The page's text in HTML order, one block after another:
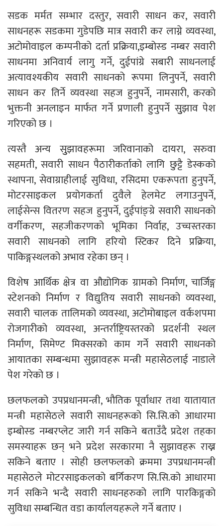
सडक मर्मत सम्भार दस्तुर, सवारी साधन कर, सवारी
साधनहरू सडकमा गुडेपछि मात्र सवारी कर लाग्ने व्यवस्था,
अटोमोवाइल कम्पनीको दर्ता प्रक्रिया,इम्बोस्ड नम्बर सवारी
साधनमा अनिवार्य लागु गर्ने, दुईपांग्रे सबारी साधनलाई
अत्यावश्यकीय सवारी साधनको रूपमा लिनुपर्ने, सवारी
साधन कर तिर्ने व्यवस्था सहज हुनुपर्ने, नामसारी, करको
भुक्तनी अनलाइन मार्फत गर्ने प्रणाली हुनुपर्ने सुुझाव पेश
गरिएको छ ।
त्यस्तै अन्य सुुझावहरूमा जरिवानाको दायरा, सरुवा
सहमती, सवारी साधन पैठारीकर्ताको लागि छुट्टै डेस्कको
स्थापना, सेवाग्राहीलाई सुविधा, रसिदमा एकरूपता हुनुपर्ने,
मोटरसाइकल प्रयोगकर्ता दुवैले हेलमेट लगाउनुपर्ने,
लाईसेन्स वितरण सहज हुनुपर्ने, दुईपांङ्ग्रे सवारी साधनको
वर्गीकरण, सहजीकरणको भूमिका निर्वाह, उच्चस्तरका
सवारी साधनको लागि हरियो स्टिकर दिने प्रक्रिया,
पाकिङ्गस्थलको अभाव रहेका छन् ।
विशेष आर्थिक क्षेत्र वा औद्योगिक ग्रामको निर्माण, चार्जिङ्ग
स्टेशनको निर्माण र विद्युतिय सवारी साधनको व्यवस्था,
सवारी चालक तालिमको व्यवस्था, अटोमोबाइल वर्कशपमा
रोजगारीको व्यवस्था, अन्तर्राष्ट्रियस्तरको प्रदर्शनी स्थल
निर्माण, सिमेण्ट मिक्सरको काम गर्ने सवारी साधनको
आयातका सम्बन्धमा सुझावहरू मन्त्री महासेठलाई नाडाले
पेश गरेको छ ।
छलफलको उपप्रधानमन्त्री, भौतिक पूर्वाधार तथा यातायात
मन्त्री महासेठले सवारी साधनहरूको सि.सि.को आधारमा
इम्बोस्ड नम्बरप्लेट जारी गर्न सकिने बताउँदै प्रदेश तहका
समस्याहरू छन् भने प्रदेश सरकारमा नै सुझावहरू राख्न
सकिने बताए । सोही छलफलको क्रममा उपप्रधानमन्त्री
महासेठले मोटरसाइकलको बर्गिकरण सि.सि.को आधारमा
गर्न सकिने भन्दै सवारी साधनहरुको लागि पारकिङ्गको
सुविधा सम्बन्धित वडा कार्यालयहरूले गर्ने बताए ।